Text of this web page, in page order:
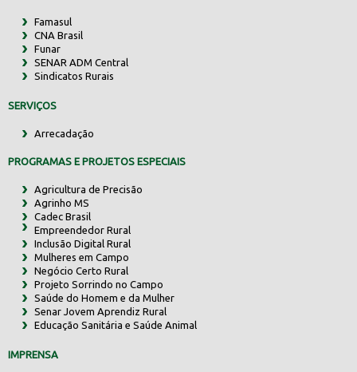
Famasul
CNA Brasil
Funar
SENAR ADM Central
Sindicatos Rurais
SERVIÇOS
Arrecadação
PROGRAMAS E PROJETOS ESPECIAIS
Agricultura de Precisão
Agrinho MS
Cadec Brasil
Empreendedor Rural
Inclusão Digital Rural
Mulheres em Campo
Negócio Certo Rural
Projeto Sorrindo no Campo
Saúde do Homem e da Mulher
Senar Jovem Aprendiz Rural
Educação Sanitária e Saúde Animal
IMPRENSA